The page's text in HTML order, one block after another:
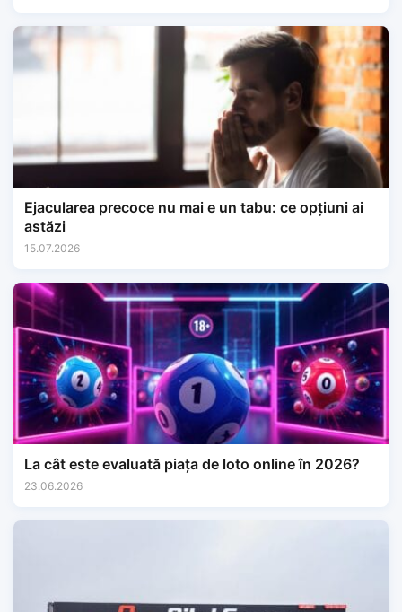
Ejacularea precoce nu mai e un tabu: ce opțiuni ai
astăzi
15.07.2026
La cât este evaluată piața de loto online în 2026?
23.06.2026